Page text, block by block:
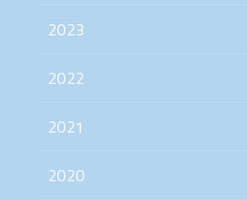
2023
2022
2021
2020